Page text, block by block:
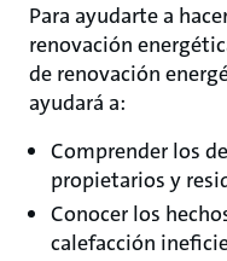
Para ayudarte a
renovación
de renovación
ayudará a:
Comprender los
propietarios y
Conocer los
calefacción